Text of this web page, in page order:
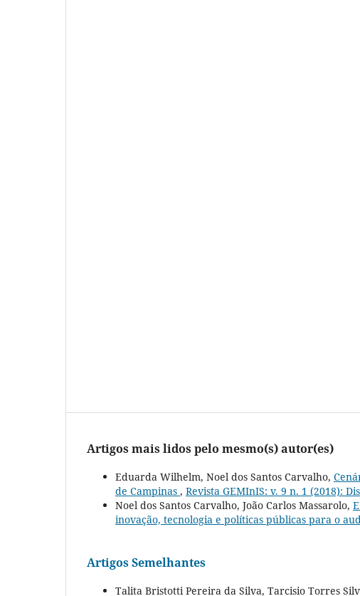
Artigos mais lidos pelo mesmo(s) autor(es)
Eduarda Wilhelm, Noel dos Santos Carvalho,
de Campinas , Revista GEMInIS: v. 9 n. 1 (2018):
Noel dos Santos Carvalho, João Carlos Massarolo,
inovação, tecnologia e políticas públicas para o
Artigos Semelhantes
Talita Bristotti Pereira da Silva, Tarcisio Torres